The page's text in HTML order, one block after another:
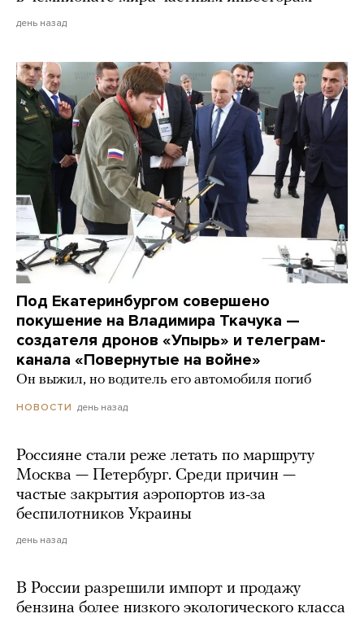
день назад
Под Екатеринбургом совершено
покушение на Владимира Ткачука —
создателя дронов «Упырь» и телеграм-
канала «Повернутые на войне»
Он выжил, но водитель его автомобиля погиб
НОВОСТИ день назад
Россияне стали реже летать по маршруту
Москва — Петербург. Среди причин —
частые закрытия аэропортов из-за
беспилотников Украины
день назад
В России разрешили импорт и продажу
бензина более низкого экологического класса